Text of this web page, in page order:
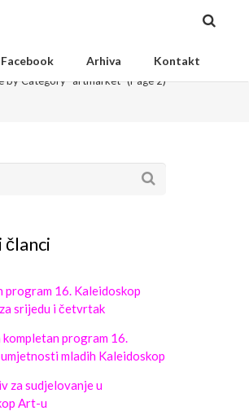
Facebook Arhiva Kontakt
by Category "artmarket"(Page 2)
članci
program 16. Kaleidoskop
srijedu i četvrtak
program 16.
mladih Kaleidoskop
za sudjelovanje u
Art-u